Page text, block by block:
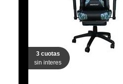
3 cuotas
sin interes